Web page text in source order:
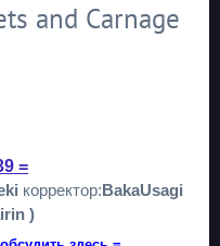
and Carnage
=
корректор:BakaUsagi
)